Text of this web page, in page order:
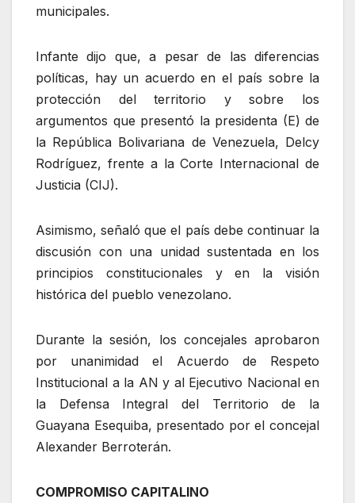
municipales.
Infante dijo que, a pesar de las diferencias
políticas, hay un acuerdo en el país sobre la
protección del territorio y sobre los
argumentos que presentó la presidenta (E) de
la República Bolivariana de Venezuela, Delcy
Rodríguez, frente a la Corte Internacional de
Justicia (CIJ).
Asimismo, señaló que el país debe continuar la
discusión con una unidad sustentada en los
principios constitucionales y en la visión
histórica del pueblo venezolano.
Durante la sesión, los concejales aprobaron
por unanimidad el Acuerdo de Respeto
Institucional a la AN y al Ejecutivo Nacional en
la Defensa Integral del Territorio de la
Guayana Esequiba, presentado por el concejal
Alexander Berroterán.
COMPROMISO CAPITALINO